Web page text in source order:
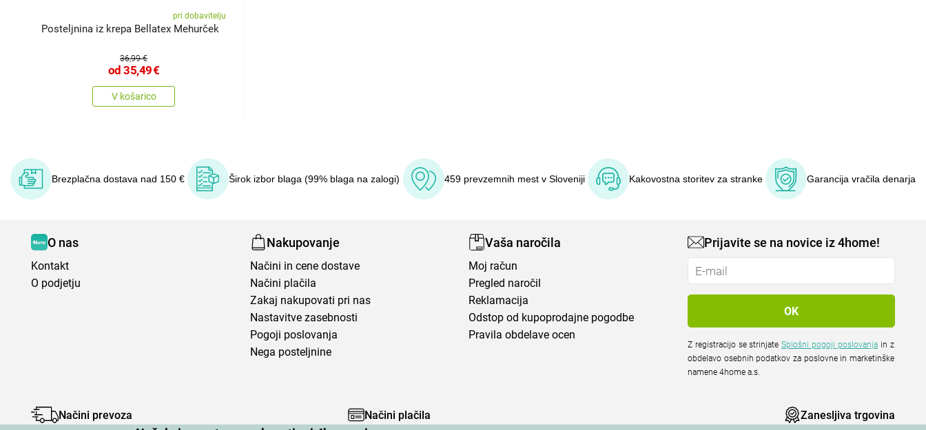
pri dobavitelju
Posteljnina iz krepa Bellatex Mehurček
36,99 €
od 35,49€
V košarico
Brezplačna dostava nad 150 € Širok izbor blaga (99% blaga na zalogi) 459 prevzemnih mest v Sloveniji Kakovostna storitev za stranke Garancija vračila denarja
O nas
Kontakt
O podjetju
Nakupovanje
Načini in cene dostave
Načini plačila
Zakaj nakupovati pri nas
Nastavitve zasebnosti
Pogoji poslovanja
Nega posteljnine
Vaša naročila
Moj račun
Pregled naročil
Reklamacija
Odstop od kupoprodajne pogodbe
Pravila obdelave ocen
Prijavite se na novice iz 4home!
Z registracijo se strinjateSplošni pogoji poslovanja
obdelavo osebnih podatkov za poslovne in marketinške
namene 4home a.s.
Načini prevoza Načini plačila Zanesljiva trgovina